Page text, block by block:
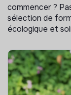
commencer ?
sélection de
écologique et